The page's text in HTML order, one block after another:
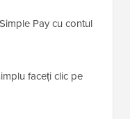
Pay cu contul
faceți clic pe